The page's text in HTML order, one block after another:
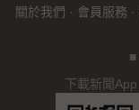
關於我們 · 會員服務 ·
■
下載新聞App